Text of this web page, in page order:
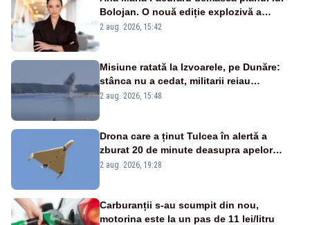
Bolojan. O nouă ediție explozivă a
emisiunii „Miza Zilei” la Realitatea PLUS
2 aug. 2026, 15:42
Misiune ratată la Izvoarele, pe Dunăre:
stânca nu a cedat, militarii reiau
detonările luni – VIDEO
2 aug. 2026, 15:48
Drona care a ținut Tulcea în alertă a
zburat 20 de minute deasupra apelor
României. Au fost ridicate două F-16
2 aug. 2026, 19:28
Carburanții s-au scumpit din nou,
motorina este la un pas de 11 lei/litru